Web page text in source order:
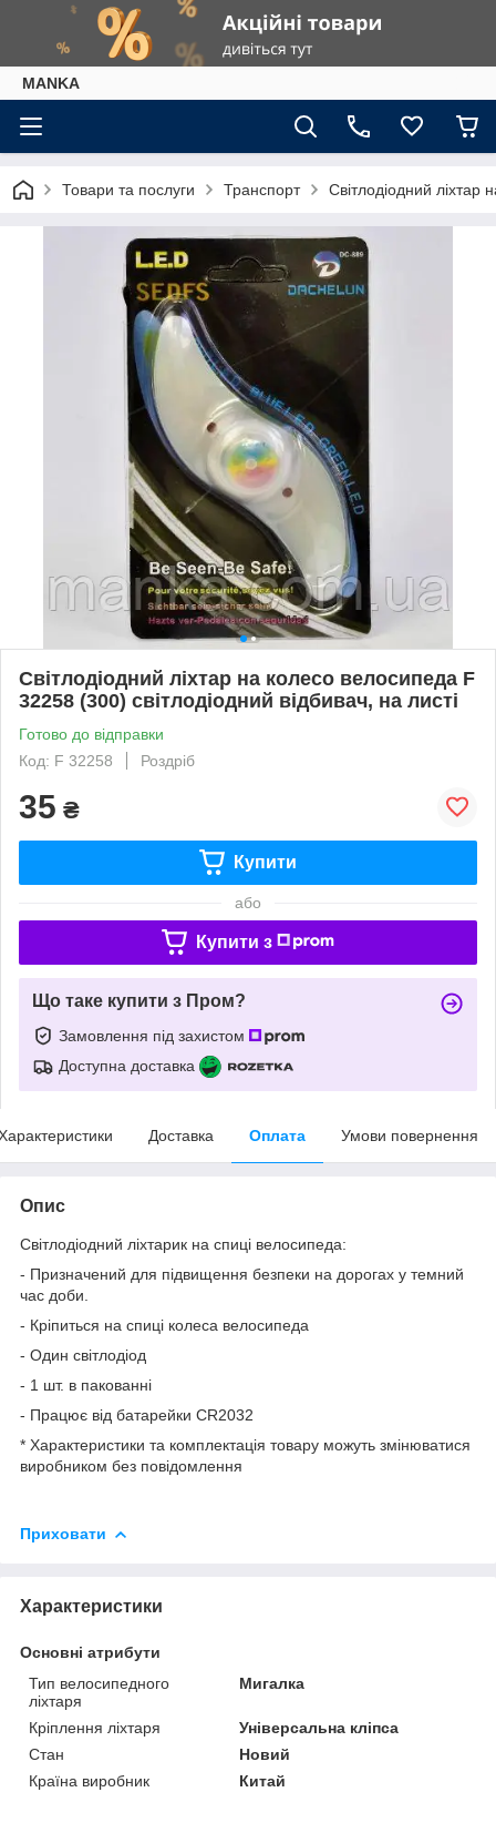
МАNKА
Товари та послуги Транспорт Світлодіодний ліхтар
Світлодіодний ліхтар на колесо велосипеда F
32258 (300) світлодіодний відбивач, на листі
Готово до відправки
Код: F 32258
Роздріб
35 ₴
Купити
або
Купити з
Що таке купити з Пром?
Замовлення під захистом
Доступна доставка
Доставка Оплата Умови повернення
Опис
Світлодіодний ліхтарик на спиці велосипеда:
- Призначений для підвищення безпеки на дорогах у темний
час доби.
- Кріпиться на спиці колеса велосипеда
- Один світлодіод
- 1 шт. в пакованні
- Працює від батарейки CR2032
* Характеристики та комплектація товару можуть змінюватися
виробником без повідомлення
Приховати
Характеристики
Основні атрибути
Тип велосипедного
ліхтаря
Мигалка
Кріплення ліхтаря
Універсальна кліпса
Стан
Новий
Країна виробник
Китай